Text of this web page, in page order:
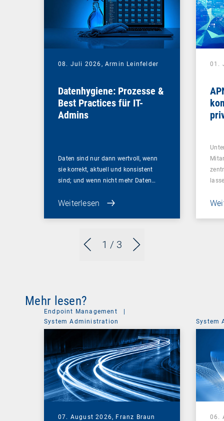
1 / 3
08. Juli 2026, Armin Leinfelder
Datenhygiene: Prozesse &
Best Practices für IT-
Admins
Daten sind nur dann wertvoll, wenn
sie korrekt, aktuell und konsistent
sind; und wenn nicht mehr Daten…
Weiterlesen
01.
Mehr lesen?
Endpoint Management
System Administration
07. August 2026, Franz Braun
System
06.